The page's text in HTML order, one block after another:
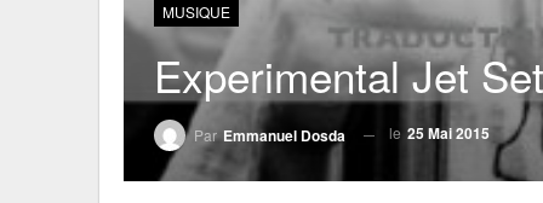
MUSIQUE
Experimental Jet Set
ParEmmanuel Dosda le 25 Mai 2015